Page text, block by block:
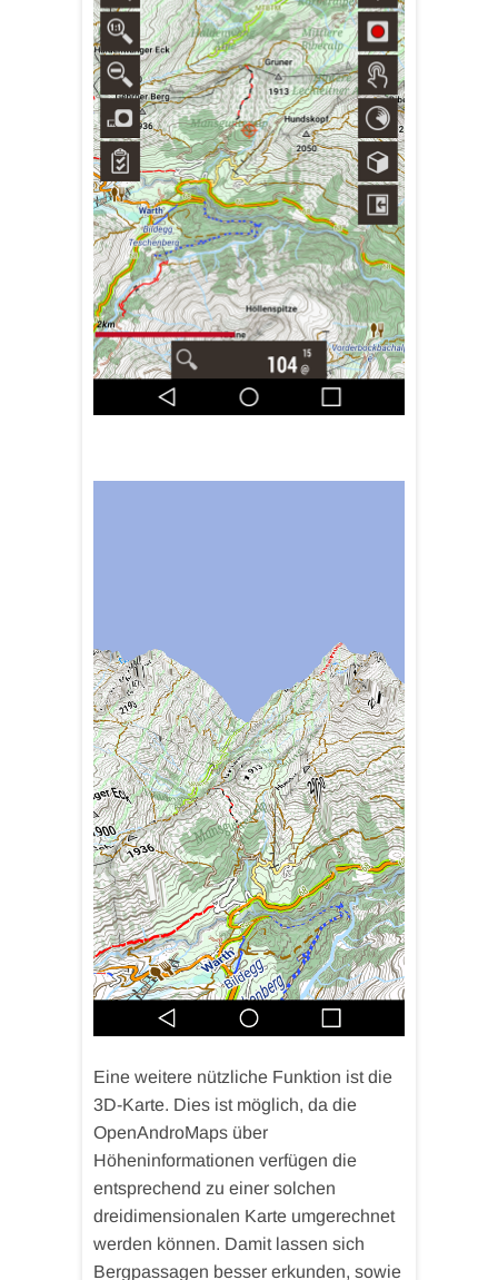
Eine weitere nützliche Funktion ist die
3D-Karte. Dies ist möglich, da die
OpenAndroMaps über
Höheninformationen verfügen die
entsprechend zu einer solchen
dreidimensionalen Karte umgerechnet
werden können. Damit lassen sich
Bergpassagen besser erkunden, sowie